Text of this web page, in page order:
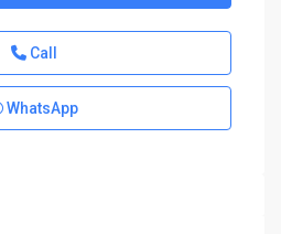
Call
WhatsApp